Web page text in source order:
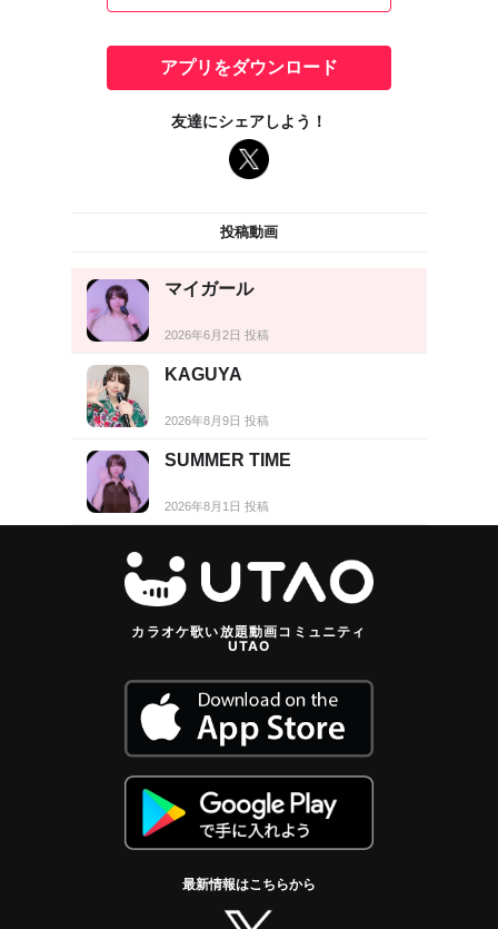
アプリをダウンロード
友達にシェアしよう！
投稿動画
マイガール
2026年6月2日 投稿
KAGUYA
2026年8月9日 投稿
SUMMER TIME
2026年8月1日 投稿
カラオケ歌い放題動画コミュニティ
UTAO
最新情報はこちらから